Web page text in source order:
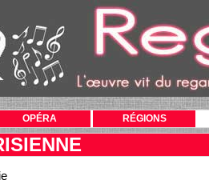
OPÉRA RÉGIONS